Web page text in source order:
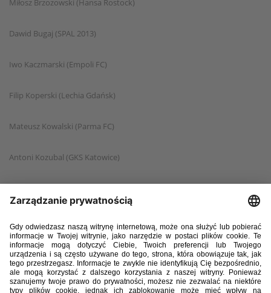
Miłosz Brzozowski (Hansa Rostock)
Dawid Bugaj (SPAL 2013)
Iwo Kaczmarski (Empoli FC)
Filip Koperski (Lechia Gdańsk)
Mateusz Kowalski (Parma FC)
Antoni Kozubal (GKS Katowice)
Miłosz Matysik (Jagiellonia Białystok)
Noah Mrosek (SC Paderborn 07)